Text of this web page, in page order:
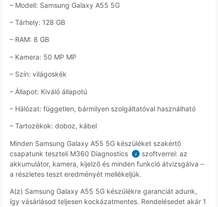
– Modell: Samsung Galaxy A55 5G
– Tárhely: 128 GB
– RAM: 8 GB
– Kamera: 50 MP MP
– Szín: világoskék
– Állapot: Kiváló állapotú
– Hálózat: független, bármilyen szolgáltatóval használható
– Tartozékok: doboz, kábel
Minden Samsung Galaxy A55 5G készüléket szakértő
csapatunk teszteli M360 Diagnostics
i
szoftverrel: az
akkumulátor, kamera, kijelző és minden funkció átvizsgálva –
a részletes teszt eredményét mellékeljük.
A(z) Samsung Galaxy A55 5G készülékre garanciát adunk,
így vásárlásod teljesen kockázatmentes. Rendelésedet akár 1